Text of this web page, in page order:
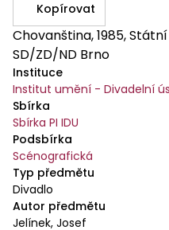
Kopírovat
Chovanština, 1985,
SD/ZD/ND Brno
Instituce
Institut umění - Divadelní
Sbírka
Sbírka PI IDU
Podsbírka
Scénografická
Typ předmětu
Divadlo
Autor předmětu
Jelínek, Josef